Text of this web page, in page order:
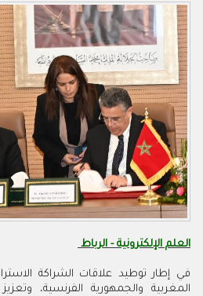
العلم الإلكترونية - الرباط
في إطار توطيد علاقات الشراكة
المغربية والجمهورية الفرنسية،